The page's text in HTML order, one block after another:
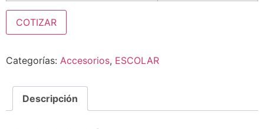
COTIZAR
Categorías: Accesorios, ESCOLAR
Descripción